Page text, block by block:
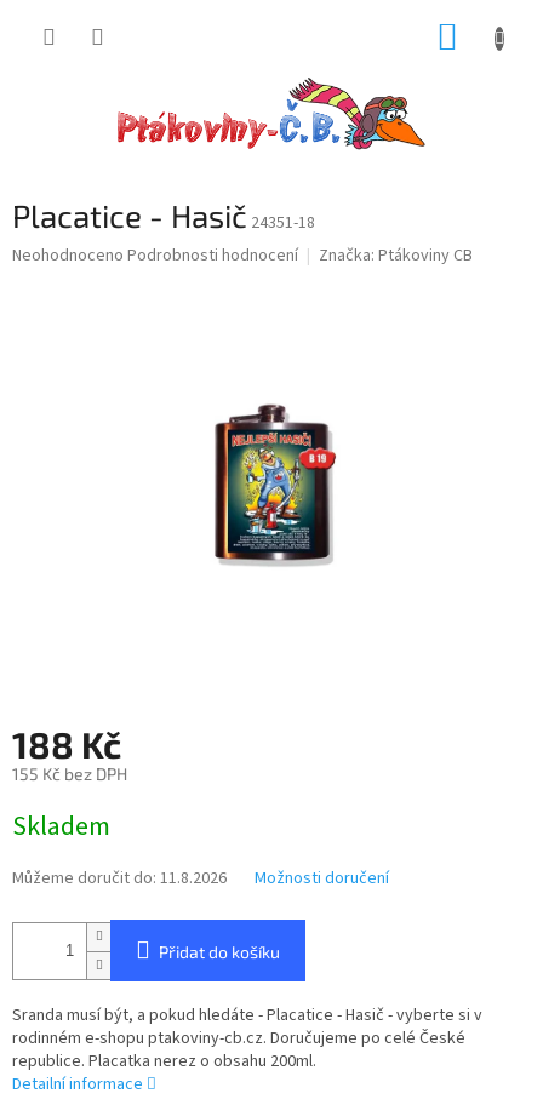
Placatice - Hasič 24351-18
Průměrné
Neohodnoceno Podrobnosti hodnocení Značka: Ptákoviny CB
188 Kč
155 Kč bez DPH
cena:
Skladem
Můžeme doručit do: 11.8.2026 Možnosti doručení
Přidat do košíku
Sranda musí být, a pokud hledáte - Placatice - Hasič - vyberte si v
rodinném e-shopu ptakoviny-cb.cz. Doručujeme po celé České
republice. Placatka nerez o obsahu 200ml.
Detailní informace